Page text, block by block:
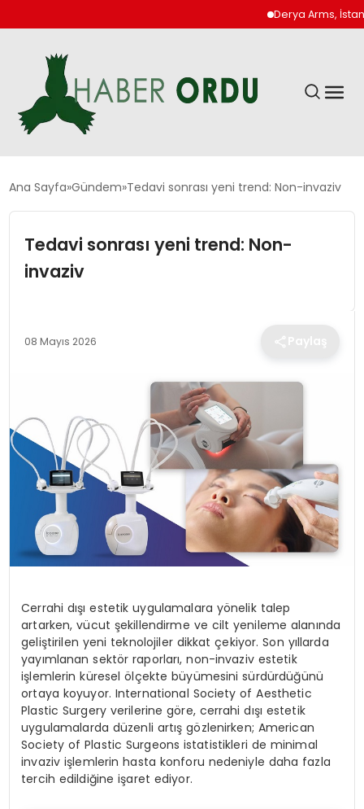
Derya Arms,
GÜNDEM
EKONOMI
EĞITIM
MAGAZIN
SPOR
YAŞAM
Ana Sayfa Gündem Tedavi sonrası yeni trend: Non-invaziv
Tedavi sonrası yeni trend: Non-
invaziv
08 Mayıs 2026
Cerrahi dışı estetik uygulamalara yönelik talep
artarken, vücut şekillendirme ve cilt yenileme alanında
geliştirilen yeni teknolojiler dikkat çekiyor. Son yıllarda
yayımlanan sektör raporları, non-invaziv estetik
işlemlerin küresel ölçekte büyümesini sürdürdüğünü
ortaya koyuyor. International Society of Aesthetic
Plastic Surgery verilerine göre, cerrahi dışı estetik
uygulamalarda düzenli artış gözlenirken; American
Society of Plastic Surgeons istatistikleri de minimal
invaziv işlemlerin hasta konforu nedeniyle daha fazla
tercih edildiğine işaret ediyor.